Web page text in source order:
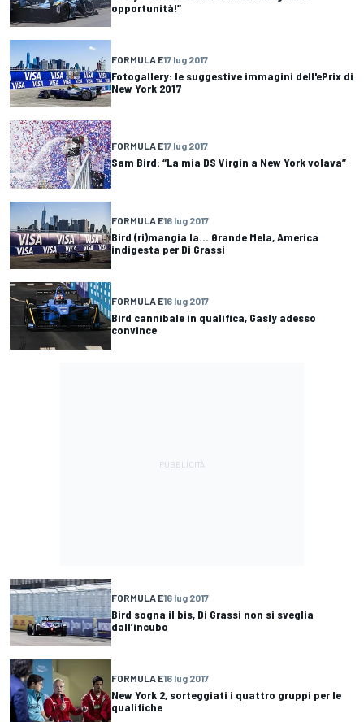
opportunità!”
FORMULA E17 lug 2017
Fotogallery: le suggestive immagini dell'ePrix di
New York 2017
FORMULA E17 lug 2017
Sam Bird: “La mia DS Virgin a New York volava”
FORMULA E16 lug 2017
Bird (ri)mangia la... Grande Mela, America
indigesta per Di Grassi
FORMULA E16 lug 2017
Bird cannibale in qualifica, Gasly adesso
convince
FORMULA E16 lug 2017
Bird sogna il bis, Di Grassi non si sveglia
dall’incubo
FORMULA E16 lug 2017
New York 2, sorteggiati i quattro gruppi per le
qualifiche